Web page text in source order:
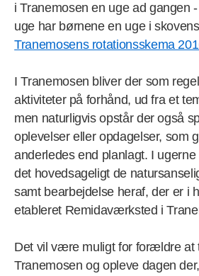
i Tranemosen en uge ad gangen
uge har børnene en uge i
Tranemosens rotationsskema
I Tranemosen bliver der som
aktiviteter på forhånd, ud fra et
men naturligvis opstår der også
oplevelser eller opdagelser, som
anderledes end planlagt. I
det hovedsageligt de
samt bearbejdelse heraf, der er i
etableret Remidaværksted i
Det vil være muligt for forældre at
Tranemosen og opleve dagen